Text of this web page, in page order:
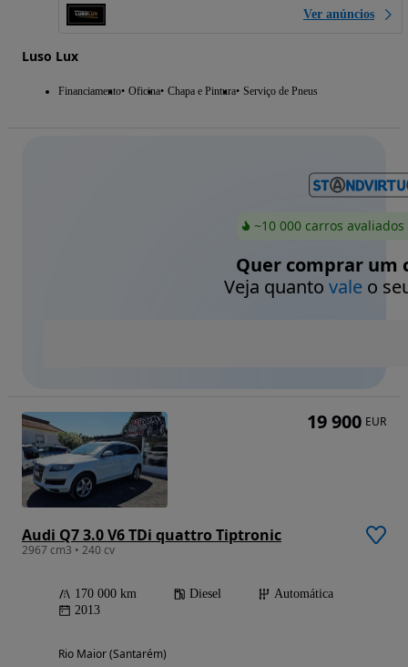
Ver anúncios
Luso Lux
Financiamento Oficina Chapa e Pintura Serviço de Pneus
~10 000 carros
Quer comprar um
Veja quanto valeo
Audi Q7 3.0 V6 TDi quattro Tiptronic
2967 cm3 • 240 cv
170 000 km Diesel
Automática
2013
Rio Maior (Santarém)
19 900 EUR